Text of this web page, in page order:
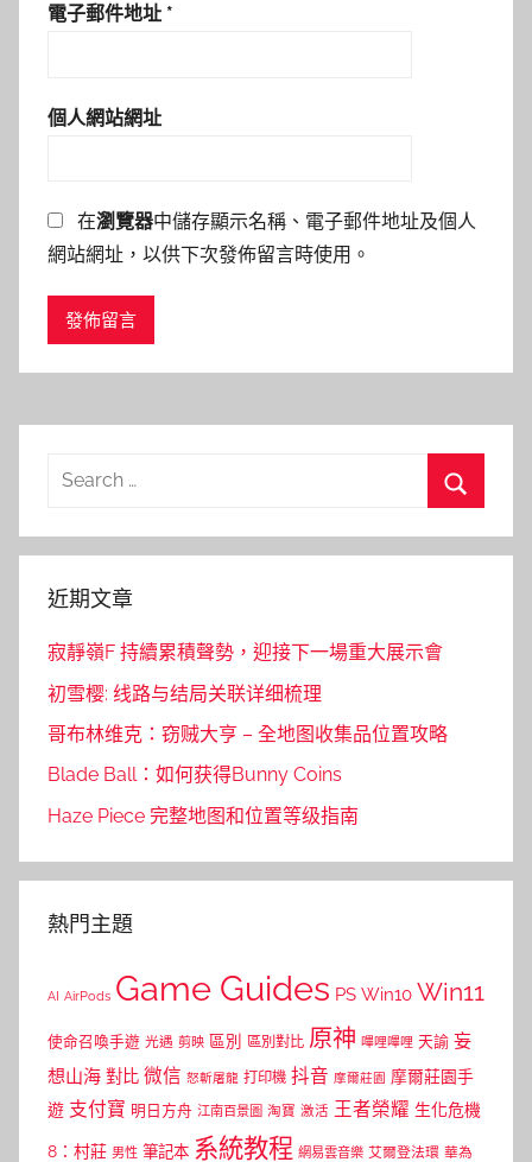
電子郵件地址 *
個人網站網址
在瀏覽器中儲存顯示名稱、電子郵件地址及個人
網站網址，以供下次發佈留言時使用。
Search
近期文章
寂靜嶺F 持續累積聲勢，迎接下一場重大展示會
初雪樱: 线路与结局关联详细梳理
哥布林维克：窃贼大亨 – 全地图收集品位置攻略
Blade Ball：如何获得Bunny Coins
Haze Piece 完整地图和位置等级指南
熱門主題
AI AirPods Game Guides PS Win10 Win11
使命召喚手遊 光遇 剪映 區別 區別對比 原神 嗶哩嗶哩 天諭 妄
想山海 對比 微信 怒斬屠龍 打印機 抖音 摩爾莊園 摩爾莊園手
遊 支付寶 明日方舟 江南百景圖 淘寶 激活 王者榮耀 生化危機
8：村莊 男性 筆記本 系統教程 網易雲音樂 艾爾登法環 華為